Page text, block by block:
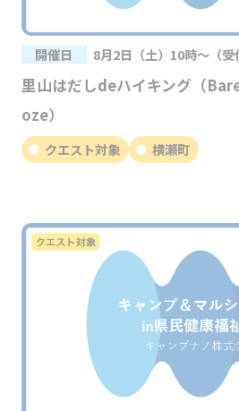
開催日 8月2日（土）10時～（受
里山はだしdeハイキング（
oze）
クエスト対象 横瀬町